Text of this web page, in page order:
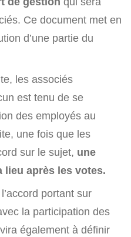
Ce document met en
d’une partie du
les associés
est tenu de se
des employés au
une fois que les
sur le sujet, une
lieu après les votes.
portant sur
la participation des
également à définir